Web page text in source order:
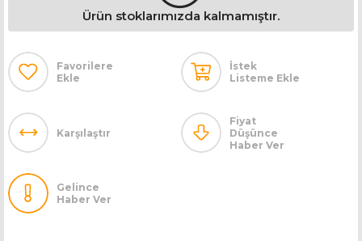
Ürün stoklarımızda kalmamıştır.
Favorilere
Ekle
İstek
Listeme Ekle
Karşılaştır
Fiyat
Düşünce
Haber Ver
Gelince
Haber Ver